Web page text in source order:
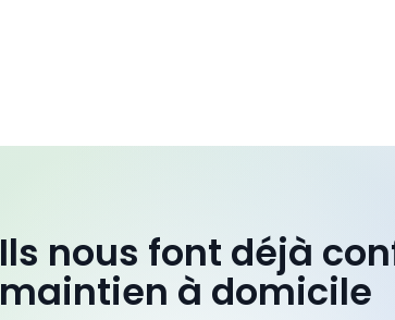
Ils nous font déjà
maintien à domicile